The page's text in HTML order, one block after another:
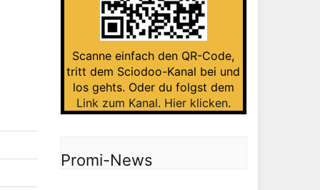
Scanne einfach den QR-Code,
tritt dem Sciodoo-Kanal bei und
los gehts. Oder du folgst dem
Link zum Kanal. Hier klicken.
Promi-News